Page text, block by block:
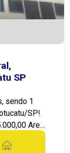
SP
sendo 1
SP!
Area